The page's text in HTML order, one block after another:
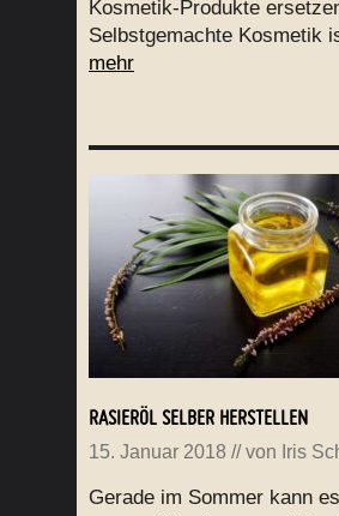
Kosmetik-Produkte
Selbstgemachte Kosmetik
mehr
RASIERÖL SELBER HERSTELLEN
15. Januar 2018 // von Iris
Gerade im Sommer kann